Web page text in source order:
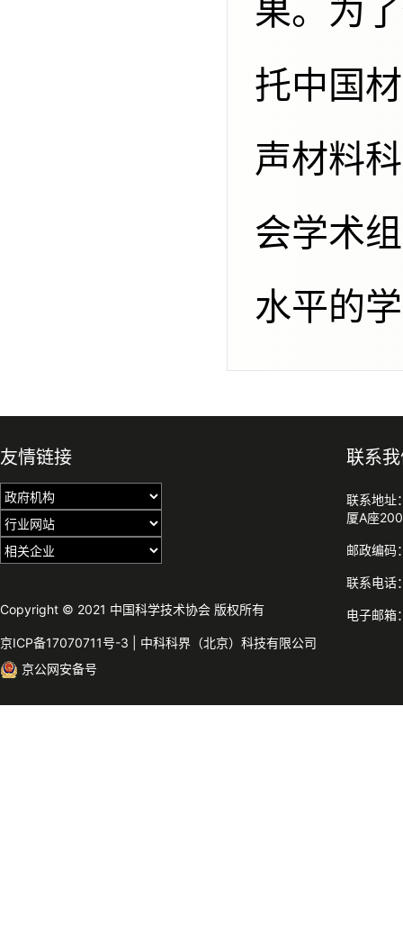
果。为
托中国
声材料
会学术
水平的
友情链接
Copyright © 2021 中国科学技术协会 版权所有
京ICP备17070711号-3
中科科界（北京）科技有限公司
京公网安备号
联系
联系地址
厦A座
邮政编码
联系电
电子邮箱